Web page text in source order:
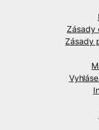
Zásady
Zásady